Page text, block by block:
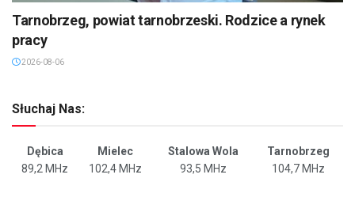
Tarnobrzeg, powiat tarnobrzeski. Rodzice a rynek
pracy
2026-08-06
Słuchaj Nas:
Dębica Mielec Stalowa Wola
Tarnobrzeg
89,2 MHz
102,4 MHz 93,5 MHz 104,7 MHz